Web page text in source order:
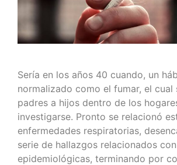
Sería en los años 40 cuando, un
normalizado como el fumar, el cual
padres a hijos dentro de los
investigarse. Pronto se relacionó
enfermedades respiratorias,
serie de hallazgos relacionados
epidemiológicas, terminando por